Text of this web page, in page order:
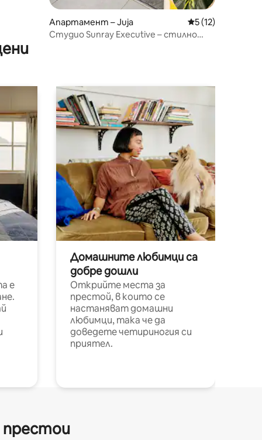
Апартамент – Juja Средна оценка:
5 (12)
Студио Sunray Executive – стилно
е
Домашните любимци са
добре дошли
Открийте места за
престой, в които се
настаняват домашни
любимци, така че да
доведете четириногия си
приятел.
престои